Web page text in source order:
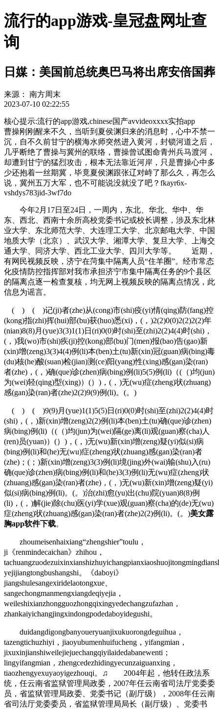
流行的app游戏-皇冠盘网址查
询
日媒：美国前总统奥巴马将出席安倍国葬
来源：
南方周末
2023-07-10 02:22:55
核心提示:流行的app游戏,chinese国产avvideoxxxx实拍app
曹操刚刚醒来不久，当听到夏侯渊归来的消息时，心中不禁一
沉，自不久前甘宁的横海水师突然进入黄河，封锁河道之后，
几乎断绝了曹操与冀州的联络，曹操曾试图命青州兵马渡河，
却遭到甘宁的猛烈攻击，根本无法靠近河岸，只是曹操心中多
少还抱着一丝期冀，毕竟夏侯渊跟张辽对峙了那么久，再怎么
说，冀州五万大军，也不可能说没就没了吧？fkayr6x-
vshdys783jid-3wf7do
今年2月17日至24日，一周内，东北、华北、华中、华
东、西北、西南十余所高校党委书记或校长调整，涉及东北林
业大学、东北师范大学、大连理工大学、北京邮电大学、中国
地质大学（北京）、武汉大学、湘潭大学、复旦大学、上海交
通大学、同济大学、西北工业大学、四川大学等。 近期，
有网民视频反映，济宁在菏集中隔离人员“住羊圈”。经市常态
化疫情防控指挥部对我市承担济宁市集中隔离任务的9个县区
的隔离点逐一检查复核，均无网上视频反映的隔离点情况，此
信息为谣言。
( ) ( )记(ji)者(zhe)从(cong)市(shi)疫(yi)情(qing)防(fang)控
(kong)指(zhi)挥(hui)部(bu)获(huo)悉(xi)，(，)2(2)0(0)2(2)2(2)年
(nian)8(8)月(yue)3(3)1(1)日(ri)0(0)时(shi)至(zhi)2(2)4(4)时(shi)，
(，)我(wo)市(shi)疾(ji)控(kong)部(bu)门(men)报(bao)告(gao)新
(xin)增(zeng)3(3)4(4)例(li)本(ben)土(tu)新(xin)冠(guan)病(bing)毒
(du)核(he)酸(suan)检(jian)测(ce)阳(yang)性(xing)感(gan)染(ran)
者(zhe)，(，)确(que)诊(zhen)病(bing)例(li)5(5)例(li)（(（)均(jun)
为(wei)轻(qing)型(xing)）(）)，(，)无(wu)症(zheng)状(zhuang)
感(gan)染(ran)者(zhe)2(2)9(9)例(li)。(。)
( ) ( )9(9)月(yue)1(1)5(5)日(ri)0(0)时(shi)至(zhi)2(2)4(4)时
(shi)，(，)新(xin)增(zeng)2(2)例(li)本(ben)土(tu)确(que)诊(zhen)
病(bing)例(li)（(（)均(jun)为(wei)隔(ge)离(li)观(guan)察(cha)人
(ren)员(yuan)）(）)，(，)无(wu)新(xin)增(zeng)疑(yi)似(si)病
(bing)例(li)和(he)无(wu)症(zheng)状(zhuang)感(gan)染(ran)者
(zhe)；(；)新(xin)增(zeng)3(3)例(li)境(jing)外(wai)输(shu)入(ru)
确(que)诊(zhen)病(bing)例(li)和(he)3(3)例(li)无(wu)症(zheng)状
(zhuang)感(gan)染(ran)者(zhe)，(，)无(wu)新(xin)增(zeng)疑(yi)
似(si)病(bing)例(li)。(。)治(zhi)愈(yu)出(chu)院(yuan)8(8)例
(li)，(，)解(jie)除(chu)医(yi)学(xue)观(guan)察(cha)的(de)无(wu)
症(zheng)状(zhuang)感(gan)染(ran)者(zhe)2(2)例(li)。(。)美女露
胸app软件下载。
zhoumeisenhaixiang“zhengshier”toulu，
ji《renmindecaichan》zhihou，
yejijiangtongbushangshi。《daboyi》
jiangshulesangexiridelaotongxue、
sangechongmanmengxiangdeqiyejia，
weileshixianzhongguozhongqixingyedechangzufazhan，
zhankaiyichangjingxindongpodedaboyidegushi。
duidangdigongbanyoueryuanjixukuorongdeguihua，
tazengtichuzhiyi，jiaoyubumenhuifucheng，yifangmian，
jixuxinjianshiweilejiejuechangqiyilaidedabanewenti；
lingyifangmian，zhengcedezhidingyecunzaiguanxing，
tiaozhengyexuyaoyigezhouqi。♫ 2004年起，他转任政法系
统，任云南省监狱管理局政委，2007年任云南省司法厅党委委
员，省监狱管理局政委、党委书记（副厅级），2008年任云南
省司法厅党委委员，省监狱管理局局长（副厅级）、党委书